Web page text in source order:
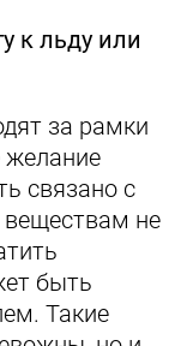
к льду или
за рамки
связано с
не
быть
Такие